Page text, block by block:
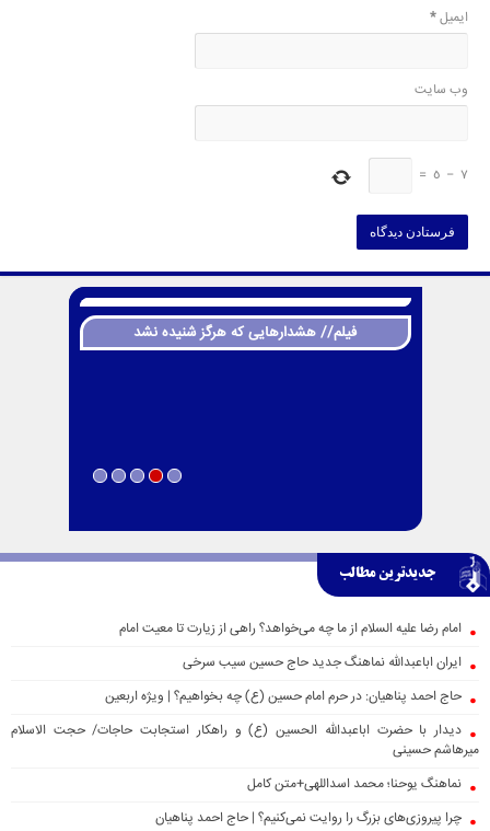
ایمیل*
وب‌ سایت
7
−
5
=
فیلم// هشدارهایی که هرگز شنیده نشد
جدیدترین مطالب
امام رضا علیه السلام از ما چه می‌خواهد؟ راهی از زیارت تا معیت امام
ایران اباعبدالله نماهنگ جدید حاج حسین سیب سرخی
حاج احمد پناهیان: در حرم امام حسین (ع) چه بخواهیم؟ | ویژه اربعین
دیدار با حضرت اباعبدالله الحسین (ع) و راهکار استجابت حاجات/ حجت الاسلام
میرهاشم حسینی
نماهنگ یوحنا؛ محمد اسداللهی+متن کامل
چرا پیروزی‌های بزرگ را روایت نمی‌کنیم؟ | حاج احمد پناهیان